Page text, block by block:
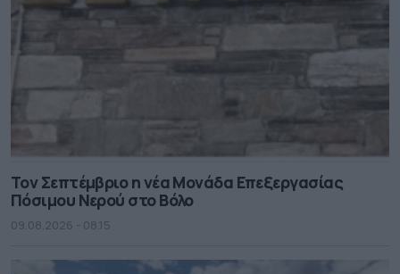
Τον Σεπτέμβριο η νέα Μονάδα Επεξεργασίας
Πόσιμου Νερού στο Βόλο
09.08.2026 - 08.15